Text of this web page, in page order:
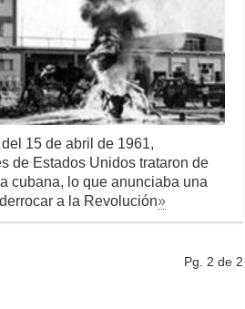
15 de abril de 1961,
de Estados Unidos trataron de
cubana, lo que anunciaba una
a la Revolución»
Pg. 2 de 2